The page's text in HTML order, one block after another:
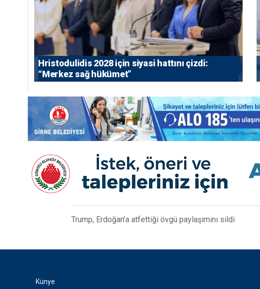
⁠Hristodulidis 2028 için siyasi hattını çizdi:
“Merkez sağ hükümet”
Trump, Erdoğan’a atfettiği övgü paylaşımını sildi
Künye